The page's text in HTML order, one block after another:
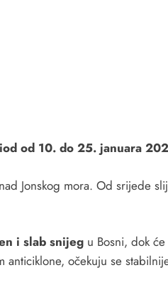
od 10. do 25. januara
Jonskog mora. Od srijede
i slab snijeg u Bosni, dok
očekuju se